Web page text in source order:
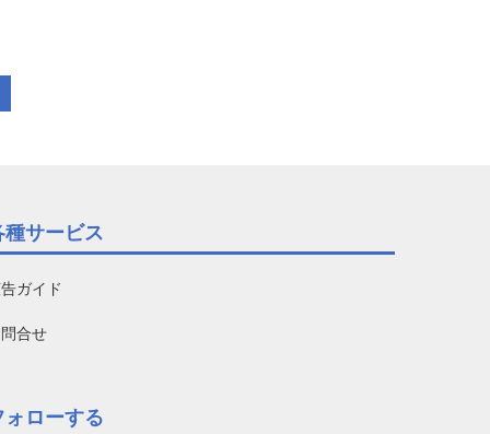
サービス
ガイド
合せ
ォローする